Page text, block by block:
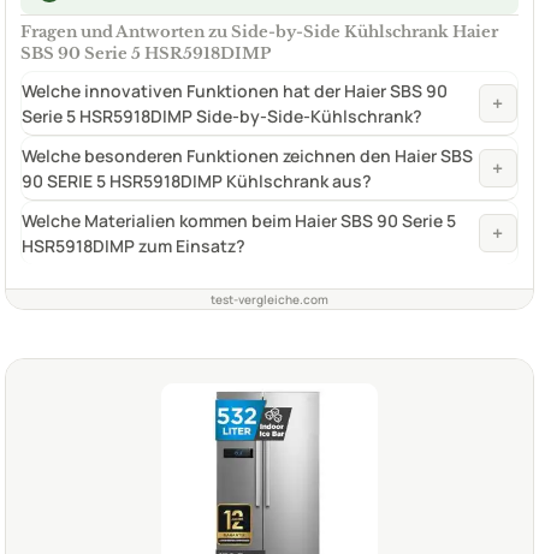
Fragen und Antworten zu Side-by-Side Kühlschrank Haier
SBS 90 Serie 5 HSR5918DIMP
Welche innovativen Funktionen hat der Haier SBS 90
Serie 5 HSR5918DIMP Side-by-Side-Kühlschrank?
+
Welche besonderen Funktionen zeichnen den Haier SBS
90 SERIE 5 HSR5918DIMP Kühlschrank aus?
+
Welche Materialien kommen beim Haier SBS 90 Serie 5
HSR5918DIMP zum Einsatz?
+
test-vergleiche.com